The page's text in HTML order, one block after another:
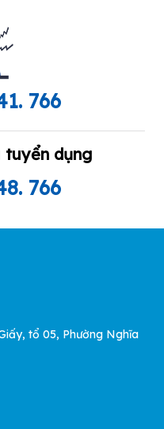
766
tuyển dụng
766
tổ 05, Phường Nghĩa